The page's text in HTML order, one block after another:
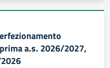
a.s. 2026/2027,